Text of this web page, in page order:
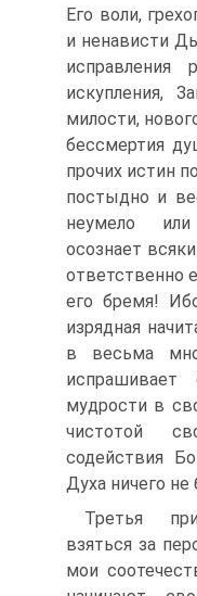
Его воли,
и ненависти
исправления
искупления,
милости,
бессмертия
прочих истин
постыдно и
неумело
осознает
ответственно
его бремя!
изрядная
в весьма
мудрости в
чистотой
содействия
Духа ничего не
Третья
взяться за
мои